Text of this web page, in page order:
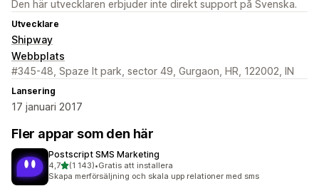
Den här utvecklaren erbjuder inte direkt support på Svenska.
Utvecklare
Shipway
Webbplats
#345-48, Spaze It park, sector 49, Gurgaon, HR, 122002, IN
Lansering
17 januari 2017
Fler appar som den här
Postscript SMS Marketing
4,7av 5 stjärnor
(1 143)
1143 recensioner totalt
•Gratis att installera
Skapa merförsäljning och skala upp relationer med sms